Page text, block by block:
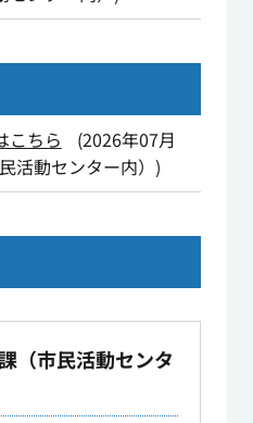
こちら (2026年07月
活動センター内） )
（市民活動センタ